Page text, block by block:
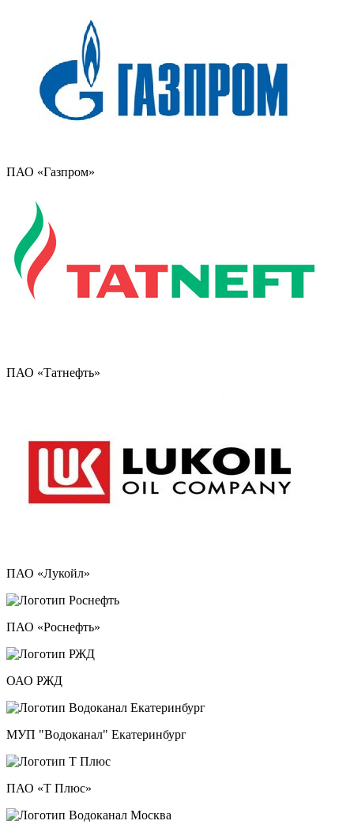
ПАО «Газпром»
ПАО «Татнефть»
ПАО «Лукойл»
ПАО «Роснефть»
ОАО РЖД
МУП "Водоканал" Екатеринбург
ПАО «Т Плюс»